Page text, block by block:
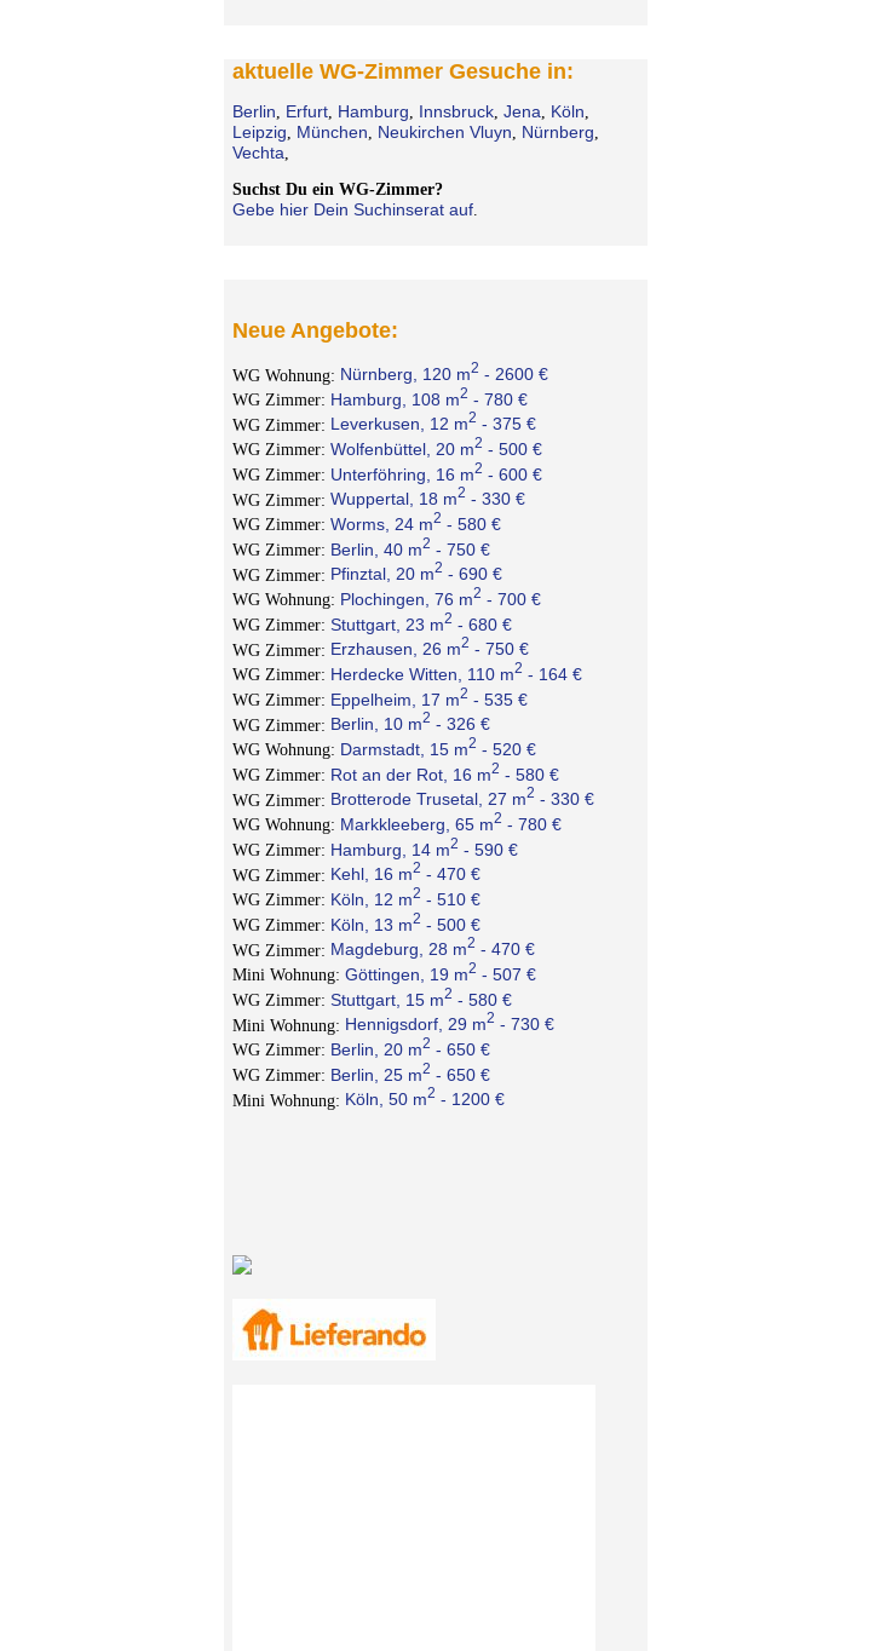
aktuelle WG-Zimmer Gesuche in:
Berlin Erfurt, Hamburg Innsbruck, Jena Köln
Leipzig München Neukirchen Vluyn Nürnberg
Vechta
Suchst Du ein WG-Zimmer?
Gebe hier Dein Suchinserat auf.
Neue Angebote:
WG Wohnung: Nürnberg, 120 m2 - 2600 €
WG Zimmer: Hamburg, 108 m2 - 780 €
WG Zimmer: Leverkusen, 12 m2 - 375 €
WG Zimmer: Wolfenbüttel, 20 m2 - 500 €
WG Zimmer: Unterföhring, 16 m2 - 600 €
WG Zimmer: Wuppertal, 18 m2 - 330 €
WG Zimmer: Worms, 24 m2 - 580 €
WG Zimmer: Berlin, 40 m2 - 750 €
WG Zimmer: Pfinztal, 20 m2 - 690 €
WG Wohnung: Plochingen, 76 m2 - 700 €
WG Zimmer: Stuttgart, 23 m2 - 680 €
WG Zimmer: Erzhausen, 26 m2 - 750 €
WG Zimmer: Herdecke Witten, 110 m2 - 164 €
WG Zimmer: Eppelheim, 17 m2 - 535 €
WG Zimmer: Berlin, 10 m2 - 326 €
WG Wohnung: Darmstadt, 15 m2 - 520 €
WG Zimmer: Rot an der Rot, 16 m2 - 580 €
WG Zimmer: Brotterode Trusetal, 27 m2 - 330 €
WG Wohnung: Markkleeberg, 65 m2 - 780 €
WG Zimmer: Hamburg, 14 m2 - 590 €
WG Zimmer: Kehl, 16 m2 - 470 €
WG Zimmer: Köln, 12 m2 - 510 €
WG Zimmer: Köln, 13 m2 - 500 €
WG Zimmer: Magdeburg, 28 m2 - 470 €
Mini Wohnung: Göttingen, 19 m2 - 507 €
WG Zimmer: Stuttgart, 15 m2 - 580 €
Mini Wohnung: Hennigsdorf, 29 m2 - 730 €
WG Zimmer: Berlin, 20 m2 - 650 €
WG Zimmer: Berlin, 25 m2 - 650 €
Mini Wohnung: Köln, 50 m2 - 1200 €